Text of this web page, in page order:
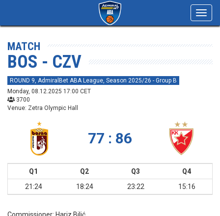
MATCH
BOS - CZV
ROUND 9, AdmiralBet ABA League, Season 2025/26 - Group B
Monday, 08.12.2025 17:00 CET
3700
Venue: Zetra Olympic Hall
77 : 86
Q1 Q2 Q3
Q4
21:24
18:24 23:22 15:16